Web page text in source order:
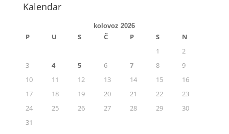
Kalendar
kolovoz 2026
P U S Č P S
N
1
2
3
4 5 6 7 8
9
10
11 12 13 14 15
16
17
18 19 20 21 22
23
24
25 26 27 28 29
30
31